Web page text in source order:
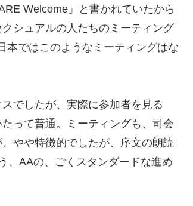
Welcome」と書かれていたから
シュアルの人たちのミーティング
本ではこのようなミーティングはな
でしたが、実際に参加者を見る
って普通。ミーティングも、司会
やや特徴的でしたが、序文の朗読
、AAの、ごくスタンダードな進め